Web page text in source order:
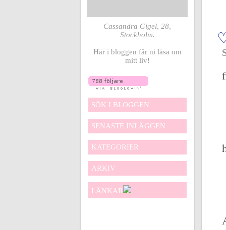
Cassandra Gigel, 28,
Stockholm.
Här i bloggen får ni läsa om
mitt liv!
SÖK I BLOGGEN
SENASTE INLÄGGEN
KATEGORIER
ARKIV
LÄNKAR